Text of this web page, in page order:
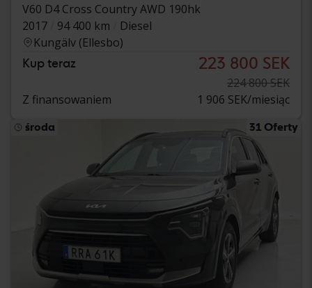
V60 D4 Cross Country AWD 190hk
2017
94 400 km
Diesel
Kungälv (Ellesbo)
Kup teraz 223 800 SEK
224 800 SEK
Z finansowaniem
1 906 SEK/miesiąc
środa 31 Oferty